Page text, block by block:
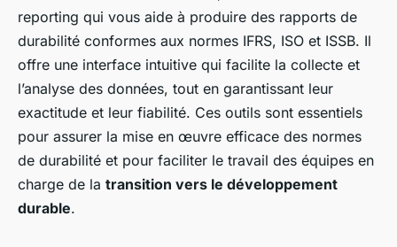
reporting qui vous aide à produire des rapports de
durabilité conformes aux normes IFRS, ISO et ISSB. Il
offre une interface intuitive qui facilite la collecte et
l’analyse des données, tout en garantissant leur
exactitude et leur fiabilité. Ces outils sont essentiels
pour assurer la mise en œuvre efficace des normes
de durabilité et pour faciliter le travail des équipes en
charge de la transition vers le développement
durable.